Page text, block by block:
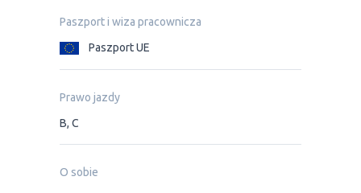
Paszport i wiza pracownicza
Paszport UE
Prawo jazdy
B, C
O sobie